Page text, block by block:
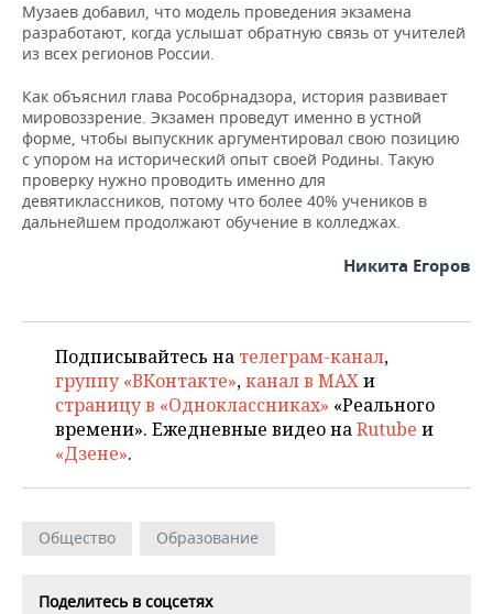
Музаев добавил, что модель проведения экзамена
разработают, когда услышат обратную связь от учителей
из всех регионов России.
Как объяснил глава Рособрнадзора, история развивает
мировоззрение. Экзамен проведут именно в устной
форме, чтобы выпускник аргументировал свою позицию
с упором на исторический опыт своей Родины. Такую
проверку нужно проводить именно для
девятиклассников, потому что более 40% учеников в
дальнейшем продолжают обучение в колледжах.
Никита Егоров
Подписывайтесь на телеграм-канал,
группу «ВКонтакте»,канал в MAXи
страницу в «Одноклассниках» «Реального
времени». Ежедневные видео наRutube и
«Дзене».
Общество Образование
Поделитесь в соцсетях